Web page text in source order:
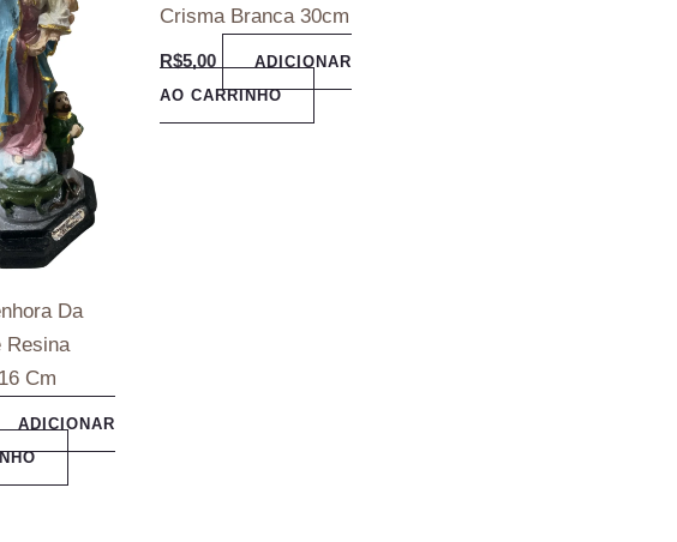
Da
Resina
Cm
ADICIONAR
Crisma Branca 30cm
R$5,00
ADICIONAR
AO CARRINHO